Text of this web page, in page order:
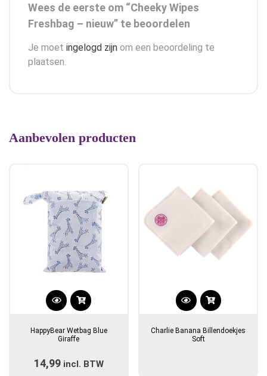
Wees de eerste om “Cheeky Wipes
Freshbag – nieuw” te beoordelen
Je moet ingelogd zijn om een beoordeling te
plaatsen.
Aanbevolen producten
HappyBear Wetbag Blue
Giraffe
14,99 incl. BTW
Charlie Banana Billendoekjes
Soft